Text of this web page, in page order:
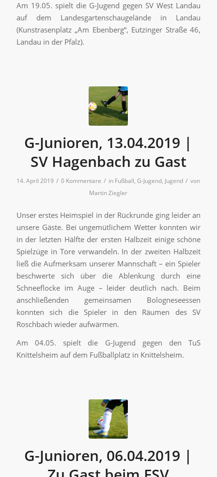
Am 19.05. spielt die G-Jugend gegen SV West Landau
auf dem Landesgartenschaugelände in Landau
(Kunstrasenplatz „Am Ebenberg“, Eutzinger Straße 46,
Landau in der Pfalz).
G-Junioren, 13.04.2019 |
SV Hagenbach zu Gast
14. April 2019 / 0 Kommentare / in Fußball,G-Jugend, Jugend / von
Martin Ziegler
Unser erstes Heimspiel in der Rückrunde ging leider an
unsere Gäste. Bei ungemütlichem Wetter konnten wir
in der letzten Hälfte der ersten Halbzeit einige schöne
Spielzüge in Tore verwandeln. In der zweiten Halbzeit
ließ die Aufmerksam unserer Mannschaft – ein Spieler
beschwerte sich über die Ablenkung durch eine
Schneeflocke im Auge – leider deutlich nach. Beim
anschließenden gemeinsamen Bologneseessen
konnten sich die Spieler in den Räumen des SV
Roschbach wieder aufwärmen.
Am 04.05. spielt die G-Jugend gegen den TuS
Knittelsheim auf dem Fußballplatz in Knittelsheim.
G-Junioren, 06.04.2019 |